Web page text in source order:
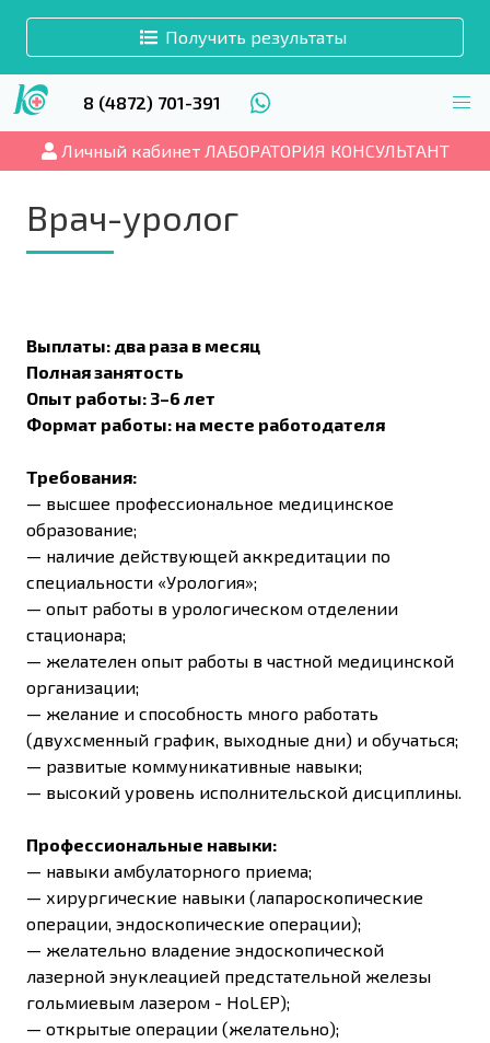
Получить результаты
8 (4872) 701-391
Личный кабинет ЛАБОРАТОРИЯ КОНСУЛЬТАНТ
Врач-уролог
Выплаты: два раза в месяц
Полная занятость
Опыт работы: 3–6 лет
Формат работы: на месте работодателя
Требования:
— высшее профессиональное медицинское
образование;
— наличие действующей аккредитации по
специальности «Урология»;
— опыт работы в урологическом отделении
стационара;
— желателен опыт работы в частной медицинской
организации;
— желание и способность много работать
(двухсменный график, выходные дни) и обучаться;
— развитые коммуникативные навыки;
— высокий уровень исполнительской дисциплины.
Профессиональные навыки:
— навыки амбулаторного приема;
— хирургические навыки (лапароскопические
операции, эндоскопические операции);
— желательно владение эндоскопической
лазерной энуклеацией предстательной железы
гольмиевым лазером - HoLEP);
— открытые операции (желательно);